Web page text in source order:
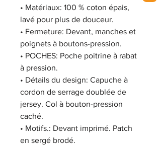
• Matériaux: 100 % coton épais,
lavé pour plus de douceur.
• Fermeture: Devant, manches et
poignets à boutons-pression.
• POCHES: Poche poitrine à rabat
à pression.
• Détails du design: Capuche à
cordon de serrage doublée de
jersey. Col à bouton-pression
caché.
• Motifs.: Devant imprimé. Patch
en sergé brodé.